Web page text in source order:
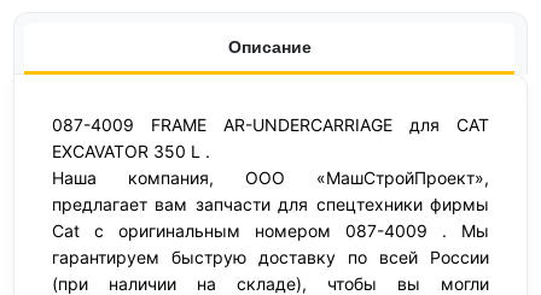
Описание
087-4009 FRAME AR-UNDERCARRIAGE для CAT
EXCAVATOR 350 L .
Наша компания, ООО «МашСтройПроект»,
предлагает вам запчасти для спецтехники фирмы
Cat с оригинальным номером 087-4009 . Мы
гарантируем быструю доставку по всей России
(при наличии на складе), чтобы вы могли